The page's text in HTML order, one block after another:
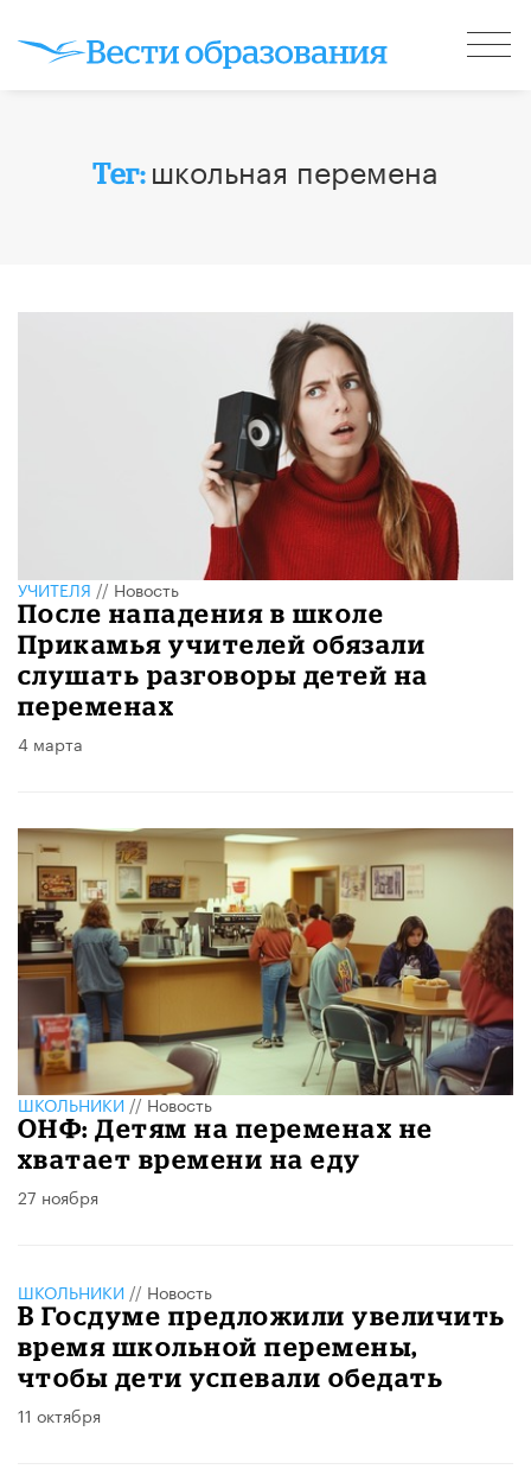
Тег: школьная перемена
УЧИТЕЛЯ//Новость
После нападения в школе
Прикамья учителей обязали
слушать разговоры детей на
переменах
4 марта
ШКОЛЬНИКИ//Новость
ОНФ: Детям на переменах не
хватает времени на еду
27 ноября
ШКОЛЬНИКИ // Новость
В Госдуме предложили увеличить
время школьной перемены,
чтобы дети успевали обедать
11 октября